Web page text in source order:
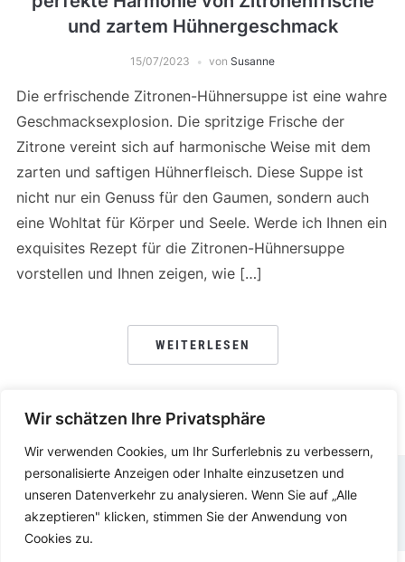
Wir schätzen Ihre Privatsphäre
Wir verwenden Cookies, um Ihr Surferlebnis zu verbessern,
personalisierte Anzeigen oder Inhalte einzusetzen und
unseren Datenverkehr zu analysieren. Wenn Sie auf „Alle
akzeptieren" klicken, stimmen Sie der Anwendung von
Cookies zu.
und zartem Hühnergeschmack
15/07/2023 von Susanne
Die erfrischende Zitronen-Hühnersuppe ist eine wahre
Geschmacksexplosion. Die spritzige Frische der
Zitrone vereint sich auf harmonische Weise mit dem
zarten und saftigen Hühnerfleisch. Diese Suppe ist
nicht nur ein Genuss für den Gaumen, sondern auch
eine Wohltat für Körper und Seele. Werde ich Ihnen ein
exquisites Rezept für die Zitronen-Hühnersuppe
vorstellen und Ihnen zeigen, wie […]
WEITERLESEN
DATENSCHUTZERKLÄRUNG IMPRESSUM